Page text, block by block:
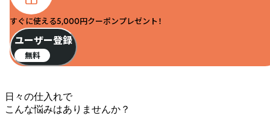
すぐに使える5,000円クーポンプレゼント！
ユーザー登録
無料
日々の仕入れで
こんな悩みはありませんか？